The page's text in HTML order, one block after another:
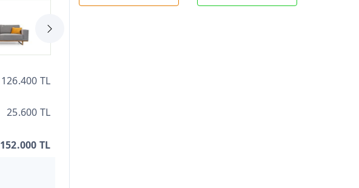
126.400 TL
25.600 TL
152.000 TL